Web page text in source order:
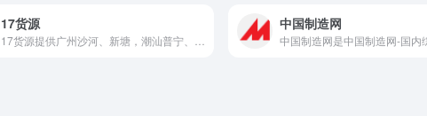
17货源 中国制造网